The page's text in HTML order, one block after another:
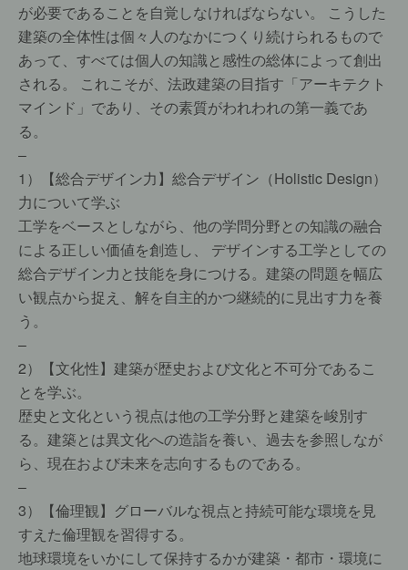
が必要であることを自覚しなければならない。 こうした
建築の全体性は個々人のなかにつくり続けられるもので
あって、すべては個人の知識と感性の総体によって創出
される。 これこそが、法政建築の目指す「アーキテクト
マインド」であり、その素質がわれわれの第一義であ
る。
–
1）【総合デザイン力】総合デザイン（Holistic Design）
力について学ぶ
工学をベースとしながら、他の学問分野との知識の融合
による正しい価値を創造し、 デザインする工学としての
総合デザイン力と技能を身につける。建築の問題を幅広
い観点から捉え、解を自主的かつ継続的に見出す力を養
う。
–
2）【文化性】建築が歴史および文化と不可分であるこ
とを学ぶ。
歴史と文化という視点は他の工学分野と建築を峻別す
る。建築とは異文化への造詣を養い、過去を参照しなが
ら、現在および未来を志向するものである。
–
3）【倫理観】グローバルな視点と持続可能な環境を見
すえた倫理観を習得する。
地球環境をいかにして保持するかが建築・都市・環境に